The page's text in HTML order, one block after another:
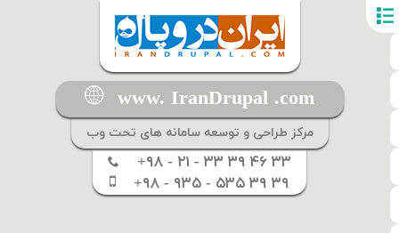
www. IranDrupal .com
مرکز طراحی و توسعه سامانه های تحت وب
+۹۸ - ۲۱ - ۳۳ ۳۹ ۴۶ ۳۳
+۹۸ - ۹۳۵ - ۵۳۵ ۳۹ ۳۹